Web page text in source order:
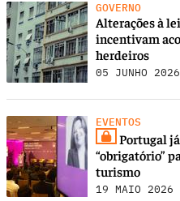
GOVERNO
Alterações à
incentivam
herdeiros
05 JUNHO 2026
EVENTOS
Portugal
“obrigatório”
turismo
19 MAIO 2026